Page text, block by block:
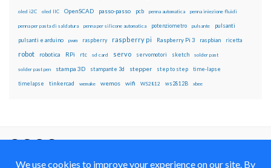
oled i2C oled IIC OpenSCAD passo-passo pcb penna automatica penna iniezione fluidi
penna per pasta di saldatura penna per silicone automatica potenziometro pulsante pulsanti
pulsanti e arduino pwm raspberry raspberry pi Raspberry Pi 3 raspbian ricetta
robot robotica RPi rtc sd card servo servomotori sketch solder past
solder past pen stampa 3D stampante 3d stepper step to step time-lapse
timelapse tinkercad wemake wemos wifi WS2812 ws2812B xbee